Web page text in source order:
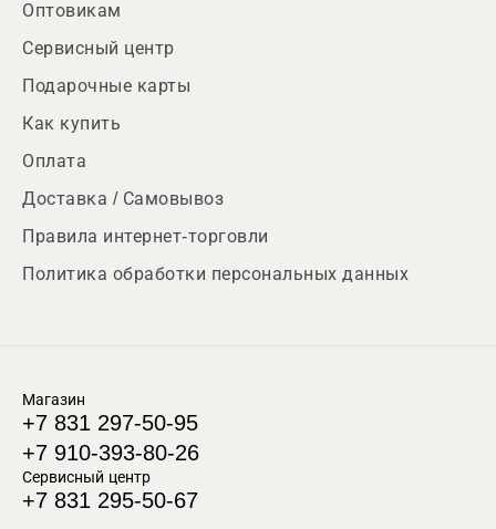
Оптовикам
Сервисный центр
Подарочные карты
Как купить
Оплата
Доставка / Самовывоз
Правила интернет-торговли
Политика обработки персональных данных
Магазин
+7 831 297-50-95
+7 910-393-80-26
Сервисный центр
+7 831 295-50-67